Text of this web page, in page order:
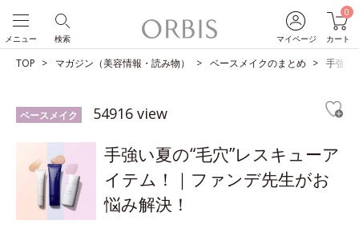
マイページ
0
カート
検索
メニュー
TOP マガジン（美容情報・読み物） ベースメイクのまとめ 手強い
ベースメイク 54916 view
手強い夏の“毛穴”レスキューア
イテム！｜ファンデ先生がお
悩み解決！